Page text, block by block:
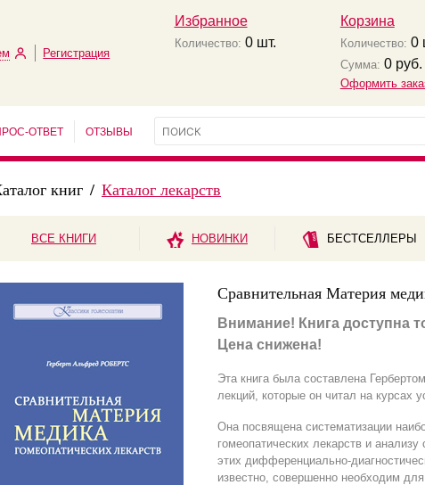
Регистрация
Избранное
Количество: 0шт.
Корзина
Количество: 0
Сумма: 0руб.
Оформить
ОТВЕТ ОТЗЫВЫ
книг / Каталог лекарств
ВСЕ КНИГИ НОВИНКИ БЕСТСЕЛЛЕРЫ
Сравнительная Материя
Внимание! Книга доступна
Цена снижена!
Эта книга была составлена
лекций, которые он читал на курсах
Она посвящена систематизации
гомеопатических лекарств и
этих дифференциально-
известно, совершенно необходим